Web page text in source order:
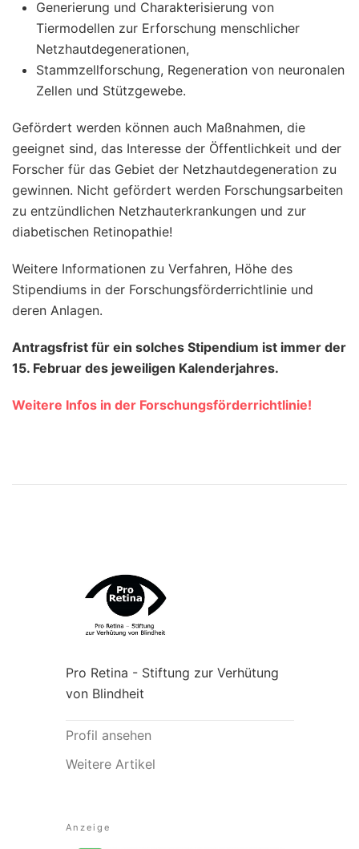
Generierung und Charakterisierung von
Tiermodellen zur Erforschung menschlicher
Netzhautdegenerationen,
Stammzellforschung, Regeneration von neuronalen
Zellen und Stützgewebe.
Gefördert werden können auch Maßnahmen, die
geeignet sind, das Interesse der Öffentlichkeit und der
Forscher für das Gebiet der Netzhautdegeneration zu
gewinnen. Nicht gefördert werden Forschungsarbeiten
zu entzündlichen Netzhauterkrankungen und zur
diabetischen Retinopathie!
Weitere Informationen zu Verfahren, Höhe des
Stipendiums in der Forschungsförderrichtlinie und
deren Anlagen.
Antragsfrist für ein solches Stipendium ist immer der
15. Februar des jeweiligen Kalenderjahres.
Weitere Infos in der Forschungsförderrichtlinie!
Pro Retina - Stiftung zur Verhütung
von Blindheit
Profil ansehen
Weitere Artikel